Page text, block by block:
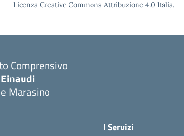
Licenza Creative Commons Attribuzione 4.0 Italia.
Comprensivo
Marasino
I Servizi